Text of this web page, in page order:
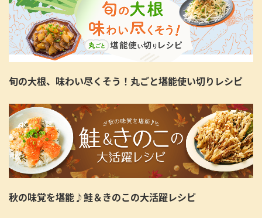
旬の大根、味わい尽くそう！丸ごと堪能使い切りレシピ
秋の味覚を堪能♪鮭＆きのこの大活躍レシピ